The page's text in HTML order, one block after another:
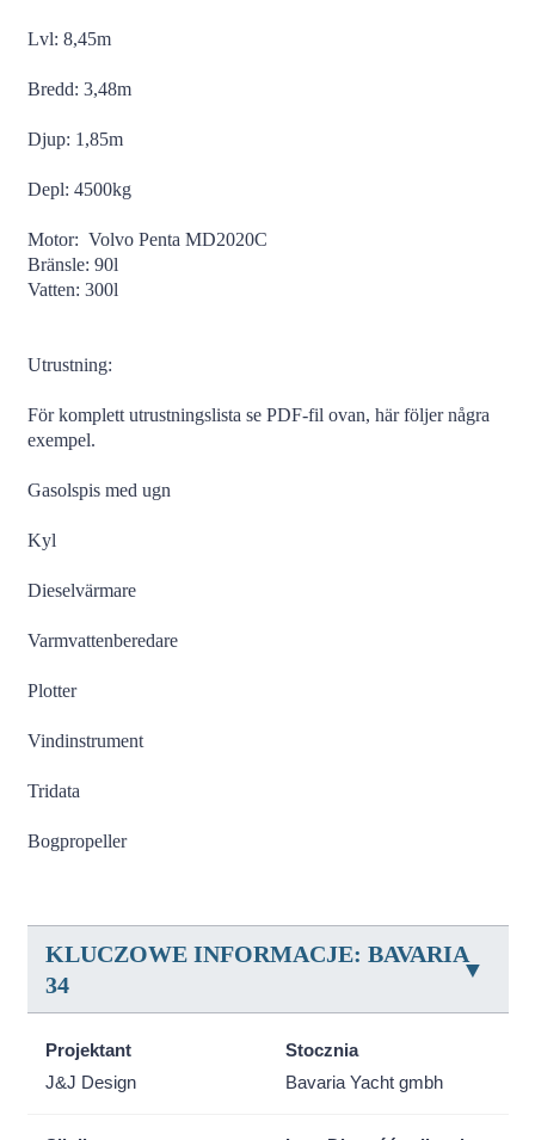
Lvl: 8,45m
Bredd: 3,48m
Djup: 1,85m
Depl: 4500kg
Motor: Volvo Penta MD2020C
Bränsle: 90l
Vatten: 300l
Utrustning:
För komplett utrustningslista se PDF-fil ovan, här följer några
exempel.
Gasolspis med ugn
Kyl
Dieselvärmare
Varmvattenberedare
Plotter
Vindinstrument
Tridata
Bogpropeller
KLUCZOWE INFORMACJE: BAVARIA
34
Projektant
J&J Design
Stocznia
Bavaria Yacht gmbh